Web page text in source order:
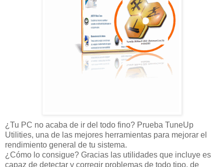
¿Tu PC no acaba de ir del todo fino? Prueba TuneUp
Utilities, una de las mejores herramientas para mejorar el
rendimiento general de tu sistema.
¿Cómo lo consigue? Gracias las utilidades que incluye es
capaz de detectar y corregir problemas de todo tipo, de